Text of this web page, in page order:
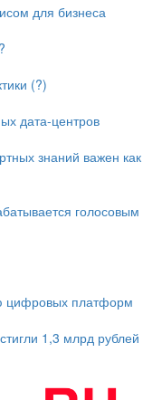
для бизнеса
(?)
дата-центров
знаний важен как
голосовым
цифровых платформ
1,3 млрд рублей